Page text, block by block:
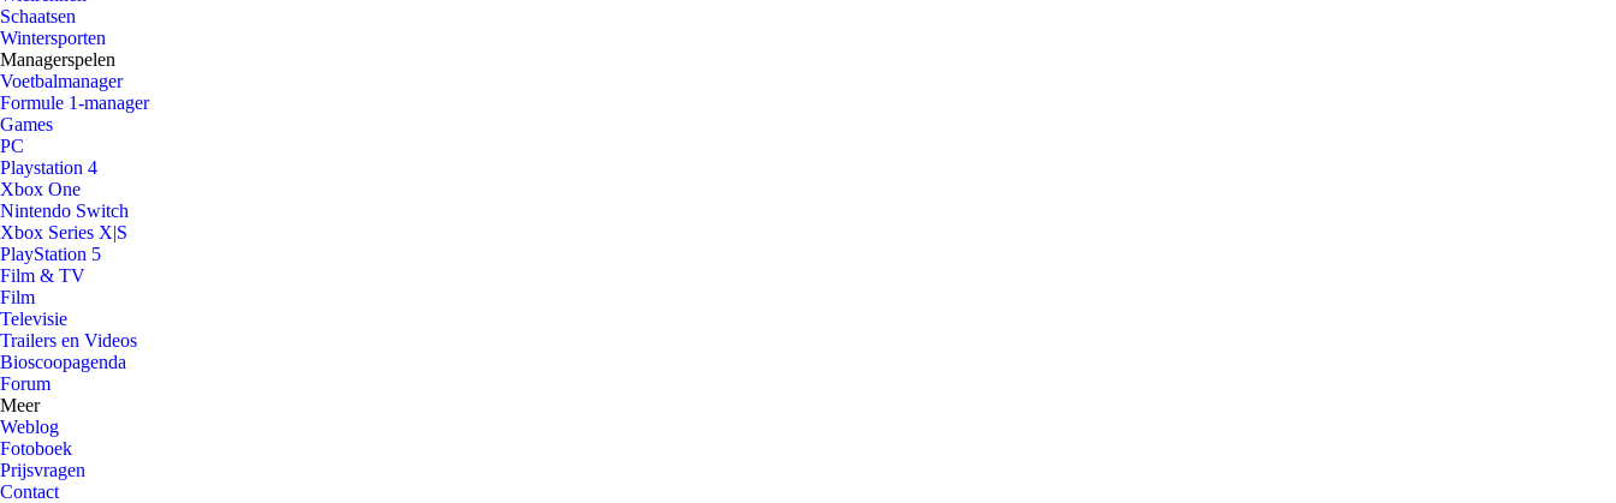
Schaatsen
Wintersporten
Managerspelen
Voetbalmanager
Formule 1-manager
Games
PC
Playstation 4
Xbox One
Nintendo Switch
Xbox Series X|S
PlayStation 5
Film & TV
Film
Televisie
Trailers en Videos
Bioscoopagenda
Forum
Meer
Weblog
Fotoboek
Prijsvragen
Contact